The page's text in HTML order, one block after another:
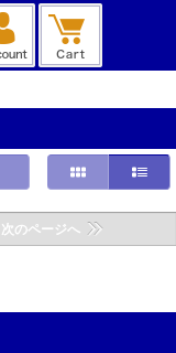
次のページへ